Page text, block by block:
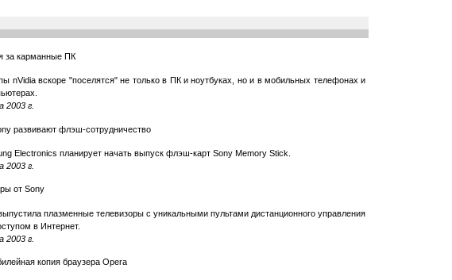
за карманные ПК
nVidia вскоре "поселятся" не только в ПК и ноутбуках, но и в мобильных телефонах и
2003 г.
развивают флэш-сотрудничество
Electronics планирует начать выпуск флэш-карт Sony Memory Stick.
2003 г.
от Sony
плазменные телевизоры с уникальными пультами дистанционного управления
в Интернет.
2003 г.
копия браузера Opera